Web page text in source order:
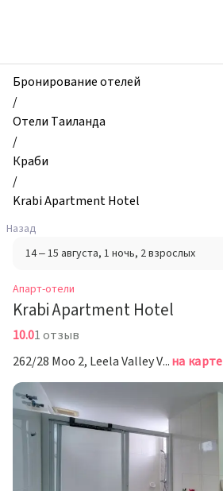
отели,
Krabi
Apartment
Hotel,
Краби,
Таиланд
Бронирование отелей
/
Отели Таиланда
/
Краби
/
Krabi Apartment Hotel
Назад
14 – 15 августа, 1 ночь, 2 взрослых
Апарт-отели
Krabi Apartment Hotel
10.01 отзыв
262/28 Moo 2, Leela Valley Village, Ао Нангна карте